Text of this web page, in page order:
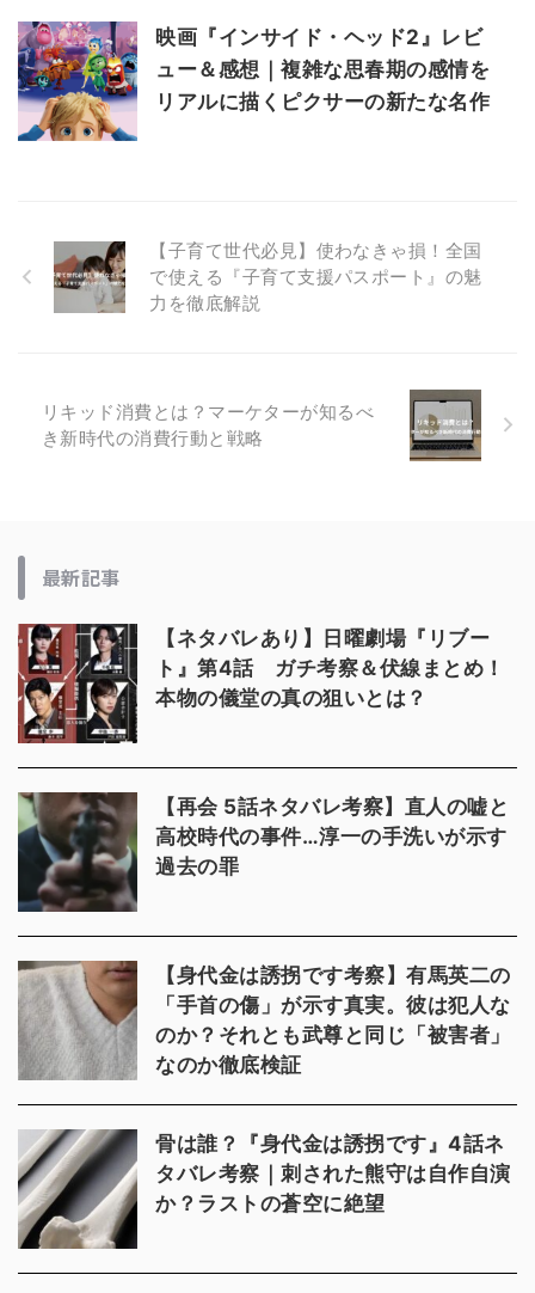
映画『インサイド・ヘッド2』レビ
ュー＆感想｜複雑な思春期の感情を
リアルに描くピクサーの新たな名作
【子育て世代必見】使わなきゃ損！全国
で使える『子育て支援パスポート』の魅
力を徹底解説
リキッド消費とは？マーケターが知るべ
き新時代の消費行動と戦略
最新記事
【ネタバレあり】日曜劇場『リブー
ト』第4話 ガチ考察＆伏線まとめ！
本物の儀堂の真の狙いとは？
【再会 5話ネタバレ考察】直人の嘘と
高校時代の事件…淳一の手洗いが示す
過去の罪
【身代金は誘拐です考察】有馬英二の
「手首の傷」が示す真実。彼は犯人な
のか？それとも武尊と同じ「被害者」
なのか徹底検証
骨は誰？『身代金は誘拐です』4話ネ
タバレ考察｜刺された熊守は自作自演
か？ラストの蒼空に絶望